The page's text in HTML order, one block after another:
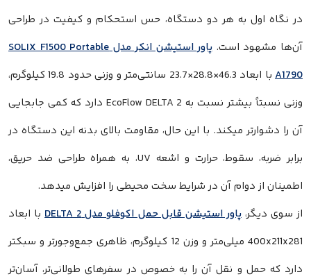
در نگاه اول به هر دو دستگاه، حس استحکام و کیفیت در طراحی
آن‌ها مشهود است.
پاور استیشن انکر مدل SOLIX F1500 Portable
A1790
با ابعاد 46.3×28.8×23.7 سانتی‌متر و وزنی حدود 19.8 کیلوگرم،
وزنی نسبتاً بیشتر نسبت به EcoFlow DELTA 2 دارد که کمی جابجایی
آن را دشوارتر میکند. با این حال، مقاومت بالای بدنه این دستگاه در
برابر ضربه، سقوط، حرارت و اشعه UV، به همراه طراحی ضد حریق،
اطمینان از دوام آن در شرایط سخت محیطی را افزایش میدهد.
از سوی دیگر،پاور استیشن قابل حمل اکوفلو مدل DELTA 2
با ابعاد
400x211x281 میلی‌متر و وزن 12 کیلوگرم، ظاهری جمع‌وجورتر و سبکتر
دارد که حمل و نقل آن را به خصوص در سفرهای طولانی‌تر، آسان‌تر